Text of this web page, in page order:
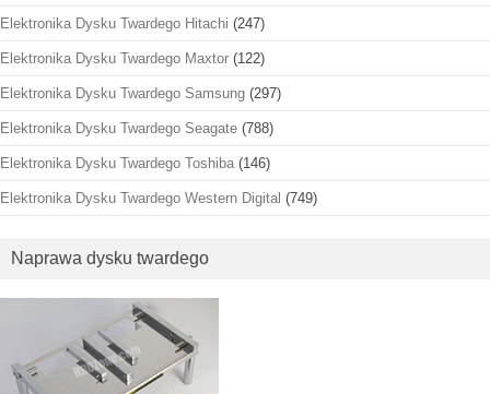
Elektronika Dysku Twardego Hitachi (247)
Elektronika Dysku Twardego Maxtor (122)
Elektronika Dysku Twardego Samsung (297)
Elektronika Dysku Twardego Seagate (788)
Elektronika Dysku Twardego Toshiba (146)
Elektronika Dysku Twardego Western Digital (749)
Naprawa dysku twardego